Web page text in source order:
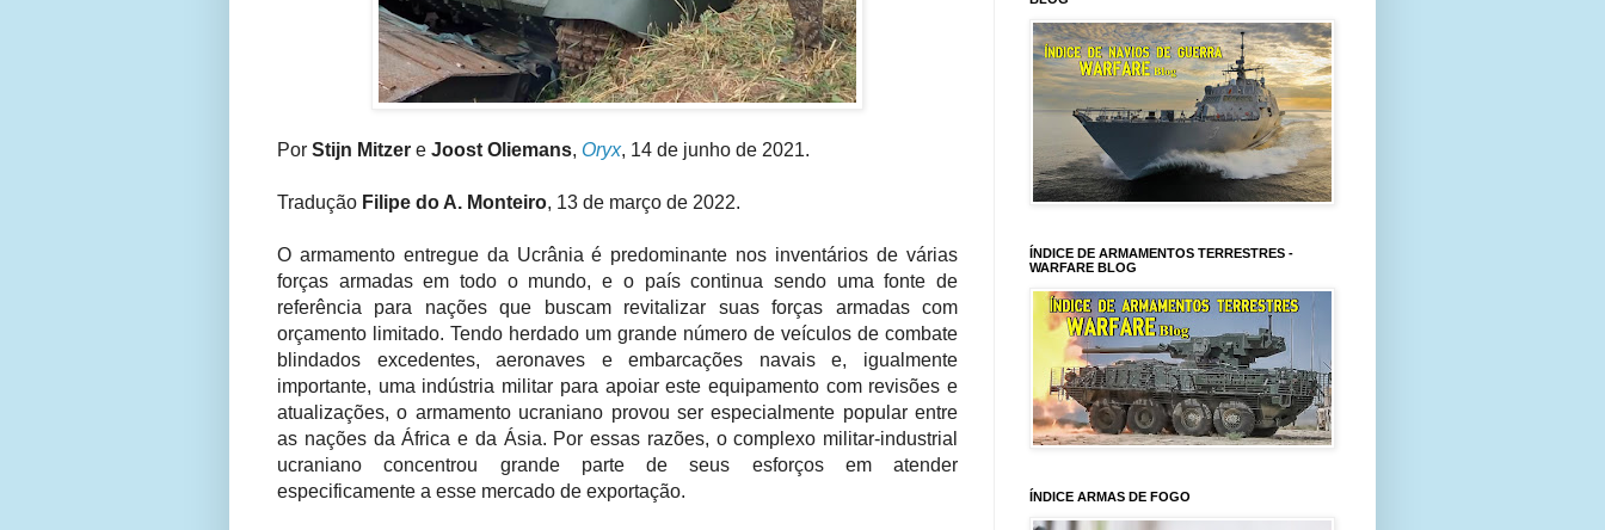
Por Stijn Mitzer e Joost Oliemans, Oryx, 14 de junho de 2021.
Tradução Filipe do A. Monteiro, 13 de março de 2022.
O armamento entregue da Ucrânia é predominante nos inventários de várias
forças armadas em todo o mundo, e o país continua sendo uma fonte de
referência para nações que buscam revitalizar suas forças armadas com
orçamento limitado. Tendo herdado um grande número de veículos de combate
blindados excedentes, aeronaves e embarcações navais e, igualmente
importante, uma indústria militar para apoiar este equipamento com revisões e
atualizações, o armamento ucraniano provou ser especialmente popular entre
as nações da África e da Ásia. Por essas razões, o complexo militar-industrial
ucraniano concentrou grande parte de seus esforços em atender
especificamente a esse mercado de exportação.
ÍNDICE DE ARMAMENTOS TERRESTRES -
WARFARE BLOG
ÍNDICE ARMAS DE FOGO